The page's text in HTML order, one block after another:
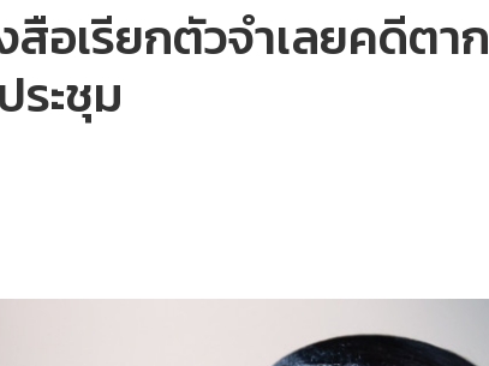
อเรียกตัวจำเลยคดีตา
ะชุม